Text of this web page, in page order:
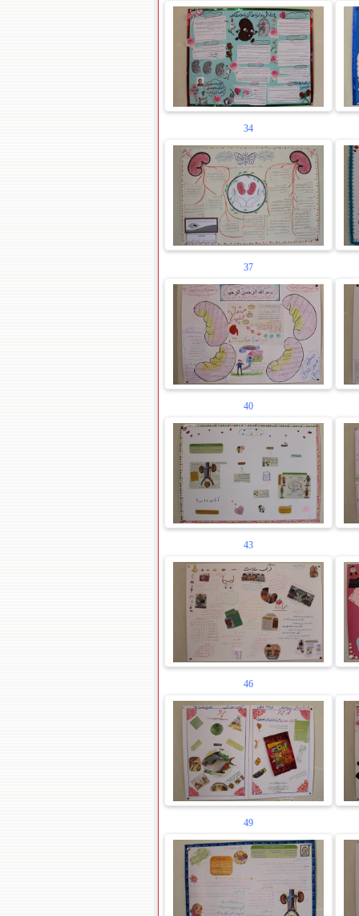
34
37
40
43
46
49